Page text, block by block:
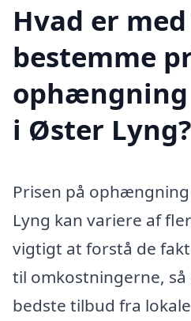
Hvad er
bestemme
i Øster Lyng?
Prisen på
Lyng kan variere af
vigtigt at forstå de
til omkostningerne,
bedste tilbud fra